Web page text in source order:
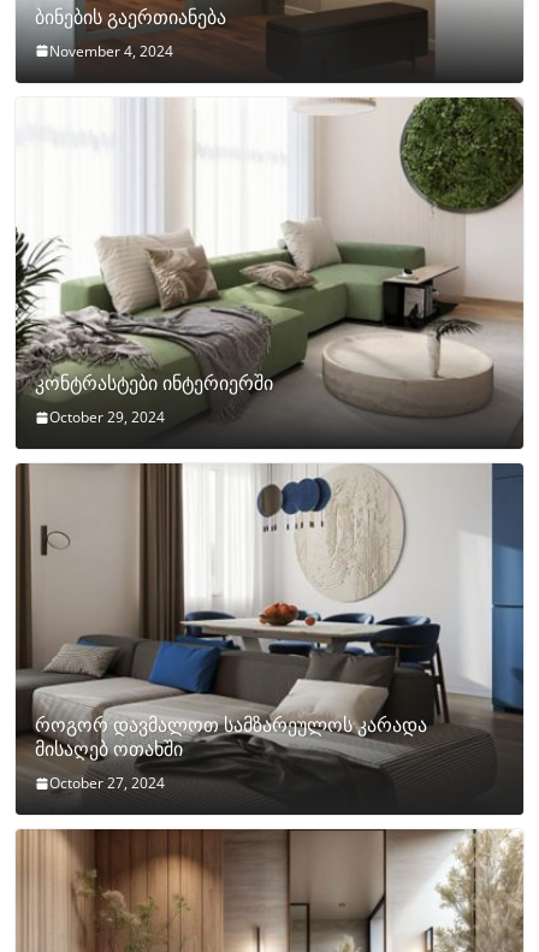
ბინების გაერთიანება
November 4, 2024
კონტრასტები ინტერიერში
October 29, 2024
როგორ დავმალოთ სამზარეულოს კარადა
მისაღებ ოთახში
October 27, 2024